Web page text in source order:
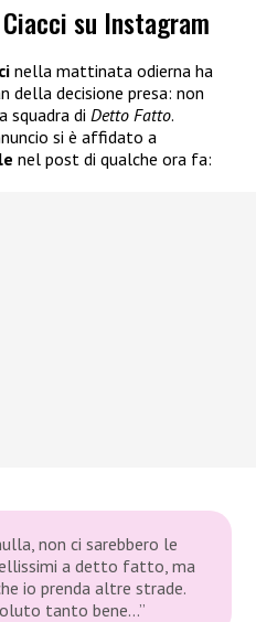
su Instagram
nella mattinata odierna ha
della decisione presa: non
squadra di Detto Fatto.
si è affidato a
nel post di qualche ora fa:
non ci sarebbero le
a detto fatto, ma
io prenda altre strade.
tanto bene…”